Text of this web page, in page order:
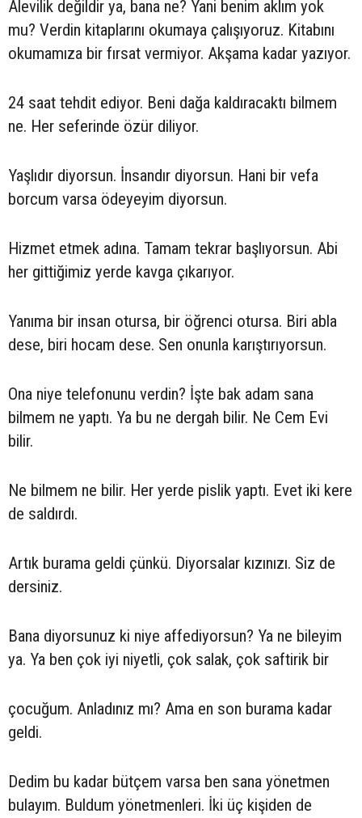
Alevilik değildir ya, bana ne? Yani benim aklım yok
mu? Verdin kitaplarını okumaya çalışıyoruz. Kitabını
okumamıza bir fırsat vermiyor. Akşama kadar yazıyor.
24 saat tehdit ediyor. Beni dağa kaldıracaktı bilmem
ne. Her seferinde özür diliyor.
Yaşlıdır diyorsun. İnsandır diyorsun. Hani bir vefa
borcum varsa ödeyeyim diyorsun.
Hizmet etmek adına. Tamam tekrar başlıyorsun. Abi
her gittiğimiz yerde kavga çıkarıyor.
Yanıma bir insan otursa, bir öğrenci otursa. Biri abla
dese, biri hocam dese. Sen onunla karıştırıyorsun.
Ona niye telefonunu verdin? İşte bak adam sana
bilmem ne yaptı. Ya bu ne dergah bilir. Ne Cem Evi
bilir.
Ne bilmem ne bilir. Her yerde pislik yaptı. Evet iki kere
de saldırdı.
Artık burama geldi çünkü. Diyorsalar kızınızı. Siz de
dersiniz.
Bana diyorsunuz ki niye affediyorsun? Ya ne bileyim
ya. Ya ben çok iyi niyetli, çok salak, çok saftirik bir
çocuğum. Anladınız mı? Ama en son burama kadar
geldi.
Dedim bu kadar bütçem varsa ben sana yönetmen
bulayım. Buldum yönetmenleri. İki üç kişiden de